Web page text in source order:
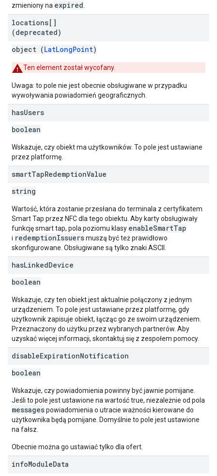
zmieniony na expired
locations[]
(deprecated)
object (LatLongPoint)
Ten element został wycofany.
Uwaga: to pole nie jest obecnie obsługiwane w przypadku
wywoływania powiadomień geograficznych.
hasUsers
boolean
Wskazuje, czy obiekt ma użytkowników. To pole jest ustawiane
przez platformę.
smartTapRedemptionValue
string
Wartość, która zostanie przesłana do terminala z certyfikatem
Smart Tap przez NFC dla tego obiektu. Aby karty obsługiwały
funkcję smart tap, pola poziomu klasy enableSmartTap
i redemptionIssuersmuszą być też prawidłowo
skonfigurowane. Obsługiwane są tylko znaki ASCII.
hasLinkedDevice
boolean
Wskazuje, czy ten obiekt jest aktualnie połączony z jednym
urządzeniem. To pole jest ustawiane przez platformę, gdy
użytkownik zapisuje obiekt, łącząc go ze swoim urządzeniem.
Przeznaczony do użytku przez wybranych partnerów. Aby
uzyskać więcej informacji, skontaktuj się z zespołem pomocy.
disableExpirationNotification
boolean
Wskazuje, czy powiadomienia powinny być jawnie pomijane.
Jeśli to pole jest ustawione na wartość true, niezależnie od pola
messagespowiadomienia o utracie ważności kierowane do
użytkownika będą pomijane. Domyślnie to pole jest ustawione
na fałsz.
Obecnie można go ustawiać tylko dla ofert.
infoModuleData